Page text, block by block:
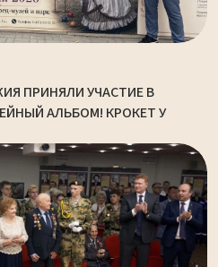
ПРИНЯЛИ УЧАСТИЕ В
АЛЬБОМ! КРОКЕТ У